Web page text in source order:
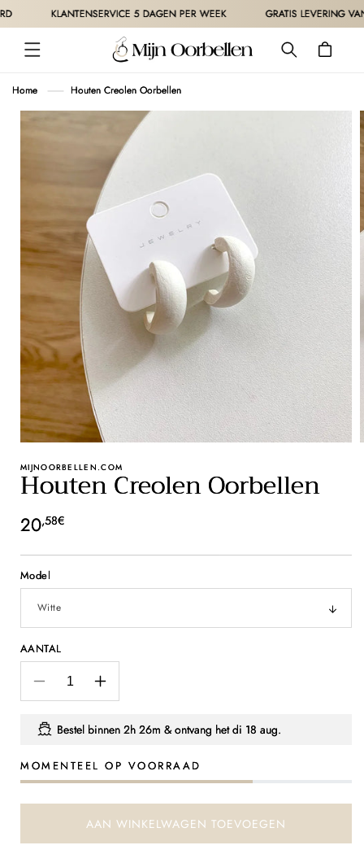
METEEN
NAAR DE
CONTENT
KLANTENSERVICE 5 DAGEN PER WEEK GRATIS LEVERING
Winkelwagen
Home Houten Creolen Oorbellen
DIRECT NAAR
MIJNOORBELLEN.COM
Houten Creolen Oorbellen
Normale
prijs
20,58€
Model
AANTAL
Aantal
verlagen
voor
Houten
Oorbellen
Aantal
verhogen
voor
Houten
Oorbellen
Bestel binnen 2h 26m & ontvang hetdi 18 aug.
MOMENTEEL OP VOORRAAD
AAN WINKELWAGEN TOEVOEGEN